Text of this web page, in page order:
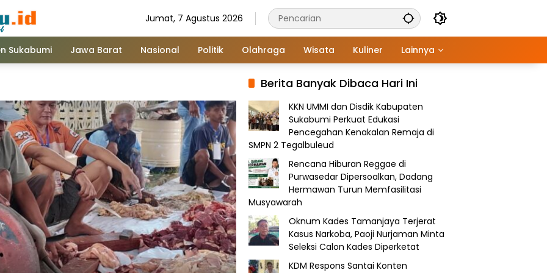
Jumat, 7 Agustus 2026
Sukabumi Jawa Barat Nasional Politik Olahraga Wisata Kuliner Lainnya
Berita Banyak Dibaca Hari Ini
KKN UMMI dan Disdik Kabupaten
Sukabumi Perkuat Edukasi
Pencegahan Kenakalan Remaja di
SMPN 2 Tegalbuleud
Rencana Hiburan Reggae di
Purwasedar Dipersoalkan, Dadang
Hermawan Turun Memfasilitasi
Musyawarah
Oknum Kades Tamanjaya Terjerat
Kasus Narkoba, Paoji Nurjaman Minta
Seleksi Calon Kades Diperketat
KDM Respons Santai Konten